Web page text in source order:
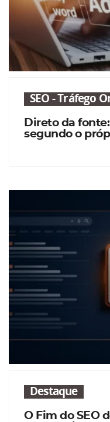
SEO - Tráfego
Direto da
segundo o
Destaque
O Fim do SEO